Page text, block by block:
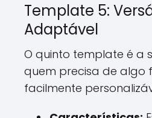
Template 5:
Adaptável
O quinto template é a
quem precisa de algo
facilmente